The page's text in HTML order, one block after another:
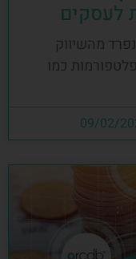
לעסקים
מהשיווק
כמו